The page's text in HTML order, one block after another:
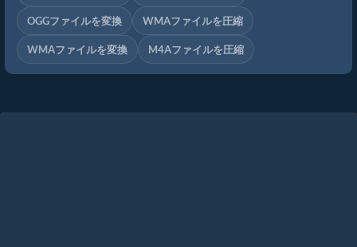
OGGファイルを変換 WMAファイルを圧縮
WMAファイルを変換 M4Aファイルを圧縮